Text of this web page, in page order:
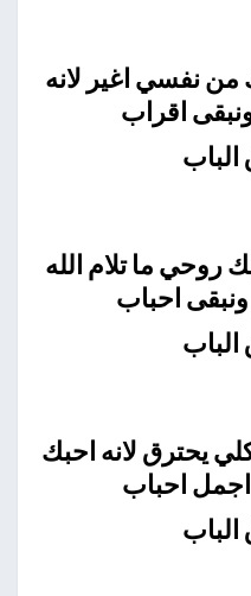
من نفسي اغير لانه
اقراب
روحي ما تلام الله
احباب
يحترق لانه احبك
احباب